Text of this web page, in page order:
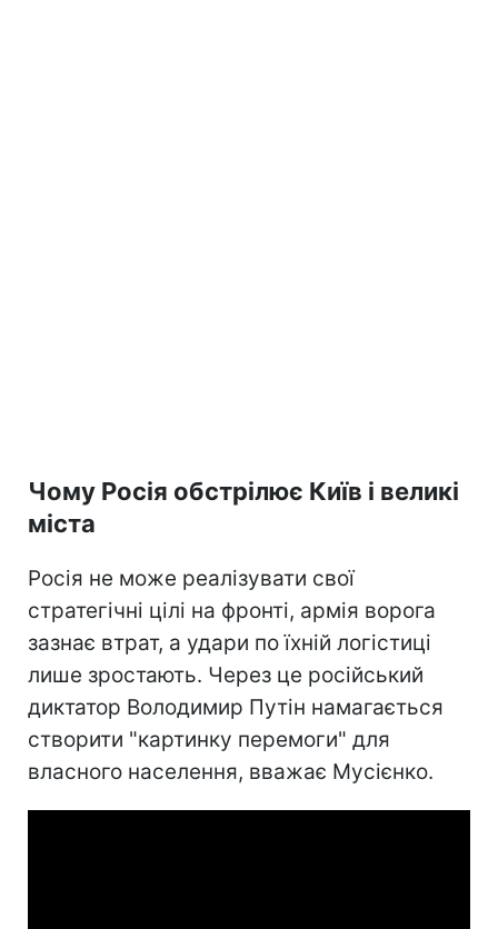
Чому Росія обстрілює Київ і великі
міста
Росія не може реалізувати свої
стратегічні цілі на фронті, армія ворога
зазнає втрат, а удари по їхній логістиці
лише зростають. Через це російський
диктатор Володимир Путін намагається
створити "картинку перемоги" для
власного населення, вважає Мусієнко.